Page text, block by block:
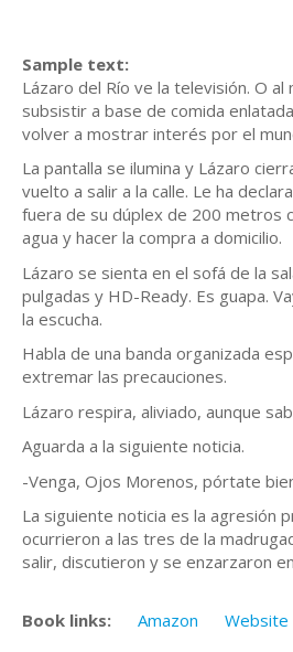
Sample text:
Lázaro del Río ve la televisión. O
subsistir a base de comida
volver a mostrar interés por el
La pantalla se ilumina y Lázaro
vuelto a salir a la calle. Le ha
fuera de su dúplex de 200 metros
agua y hacer la compra a domicilio.
Lázaro se sienta en el sofá de la
pulgadas y HD-Ready. Es guapa.
la escucha.
Habla de una banda organizada
extremar las precauciones.
Lázaro respira, aliviado, aunque
Aguarda a la siguiente noticia.
-Venga, Ojos Morenos, pórtate
La siguiente noticia es la agresión
ocurrieron a las tres de la
salir, discutieron y se enzarzaron
Book links: Amazon Website